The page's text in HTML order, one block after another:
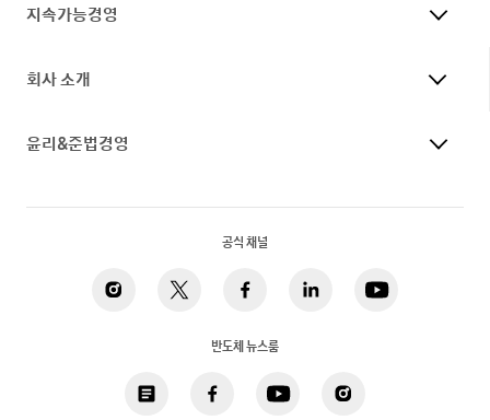
지속가능경영
회사 소개
윤리&준법경영
공식 채널
반도체 뉴스룸